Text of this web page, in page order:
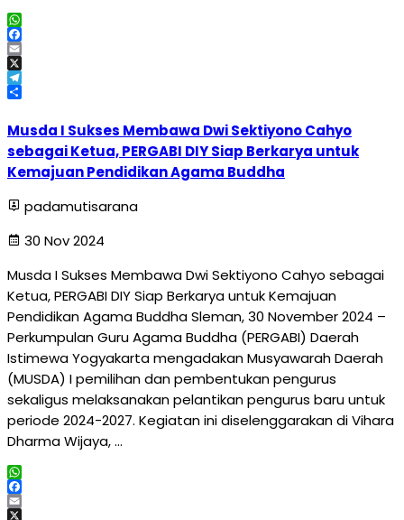
WhatsApp
Facebook
Email
X
Telegram
Musda I Sukses Membawa Dwi Sektiyono Cahyo
sebagai Ketua, PERGABI DIY Siap Berkarya untuk
Kemajuan Pendidikan Agama Buddha
padamutisarana
30 Nov 2024
Musda I Sukses Membawa Dwi Sektiyono Cahyo sebagai
Ketua, PERGABI DIY Siap Berkarya untuk Kemajuan
Pendidikan Agama Buddha Sleman, 30 November 2024 –
Perkumpulan Guru Agama Buddha (PERGABI) Daerah
Istimewa Yogyakarta mengadakan Musyawarah Daerah
(MUSDA) I pemilihan dan pembentukan pengurus
sekaligus melaksanakan pelantikan pengurus baru untuk
periode 2024-2027. Kegiatan ini diselenggarakan di Vihara
Dharma Wijaya, …
WhatsApp
Facebook
Email